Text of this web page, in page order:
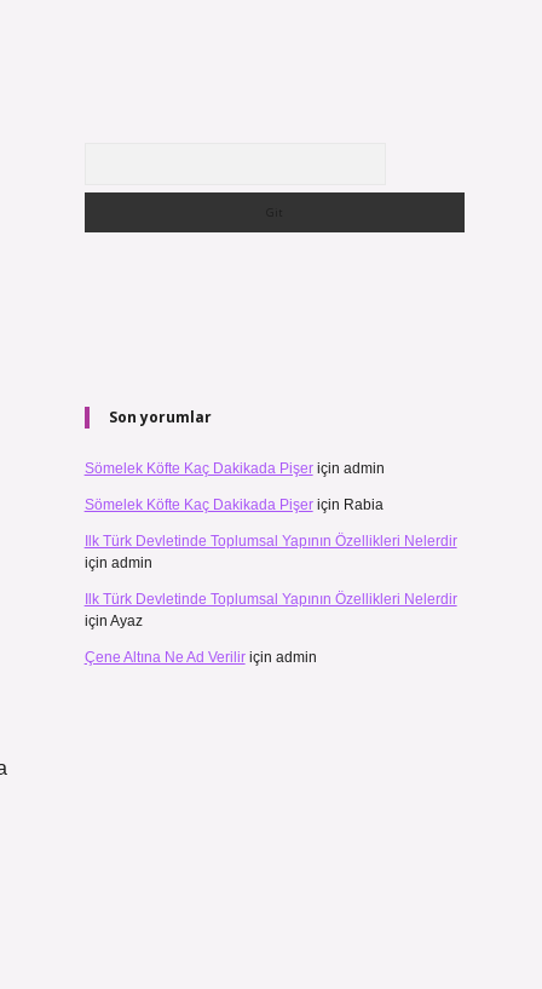
Son yorumlar
Sömelek Köfte Kaç Dakikada Pişeriçin admin
Sömelek Köfte Kaç Dakikada Pişeriçin Rabia
Ilk Türk Devletinde Toplumsal Yapının Özellikleri Nelerdir
için admin
Ilk Türk Devletinde Toplumsal Yapının Özellikleri Nelerdir
için Ayaz
Çene Altına Ne Ad Veriliriçin admin